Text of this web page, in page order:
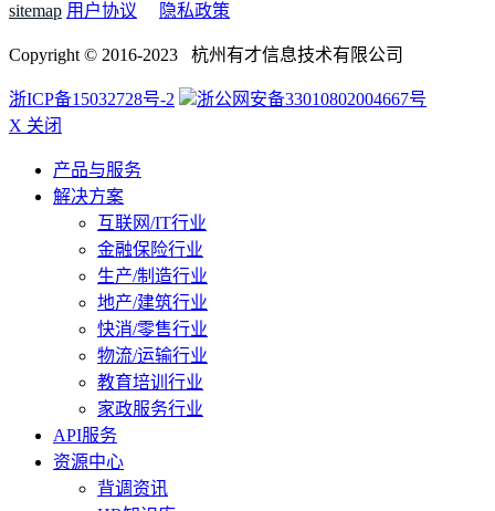
sitemap 用户协议 隐私政策
Copyright © 2016-2023 杭州有才信息技术有限公司
浙ICP备15032728号-2
浙公网安备33010802004667号
X 关闭
产品与服务
解决方案
互联网/IT行业
金融保险行业
生产/制造行业
地产/建筑行业
快消/零售行业
物流/运输行业
教育培训行业
家政服务行业
API服务
资源中心
背调资讯